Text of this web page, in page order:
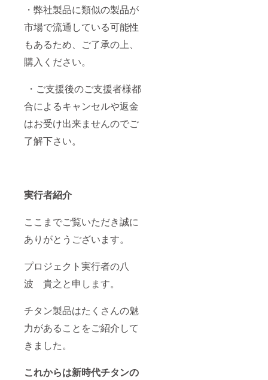
・弊社製品に類似の製品が
市場で流通している可能性
もあるため、ご了承の上、
購入ください。
・ご⽀援後のご⽀援者様都
合によるキャンセルや返⾦
はお受け出来ませんのでご
了解下さい。
実行者紹介
ここまでご覧いただき誠に
ありがとうございます。
プロジェクト実行者の八
波 貴之と申します。
チタン製品はたくさんの魅
力があることをご紹介して
きました。
これからは新時代チタンの